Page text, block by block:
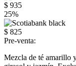
$ 935
25%
$ 825
Pre-venta:
Mezcla de té amarillo